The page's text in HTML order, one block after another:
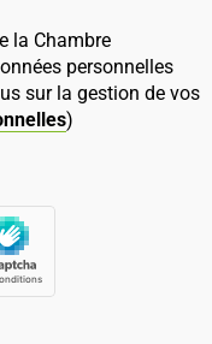
la Chambre
personnelles
sur la gestion de vos
)